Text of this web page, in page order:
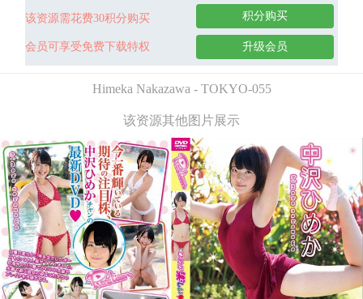
该资源需花费30积分购买
会员可享受免费下载特权
积分购买
升级会员
Himeka Nakazawa - TOKYO-055
该资源其他图片展示